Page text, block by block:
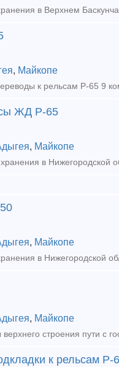
, Майкопе
ЖД Р-65
, Майкопе
, Майкопе
, Майкопе
к рельсам Р-